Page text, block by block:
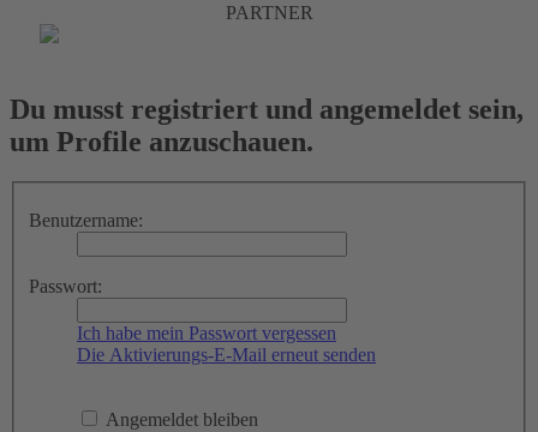
PARTNER
Du musst registriert und angemeldet sein,
um Profile anzuschauen.
Benutzername:
Passwort:
Ich habe mein Passwort vergessen
Die Aktivierungs-E-Mail erneut senden
Angemeldet bleiben